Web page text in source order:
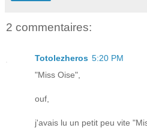
2 commentaires:
Totolezheros 5:20 PM
"Miss Oise",
ouf,
j'avais lu un petit peu vite